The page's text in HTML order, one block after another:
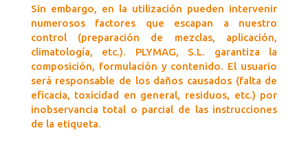
Sin embargo, en la utilización pueden intervenir
numerosos factores que escapan a nuestro
control (preparación de mezclas, aplicación,
climatología, etc.). PLYMAG, S.L. garantiza la
composición, formulación y contenido. El usuario
será responsable de los daños causados (falta de
eficacia, toxicidad en general, residuos, etc.) por
inobservancia total o parcial de las instrucciones
de la etiqueta.